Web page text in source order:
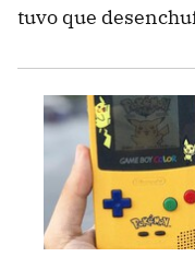
tuvo que